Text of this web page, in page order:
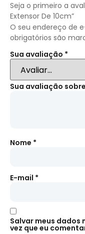
Seja o primeiro a
Extensor De 10cm”
O seu endereço de
obrigatórios são
Sua avaliação *
Sua avaliação
Nome *
E-mail *
Salvar meus dados
vez que eu